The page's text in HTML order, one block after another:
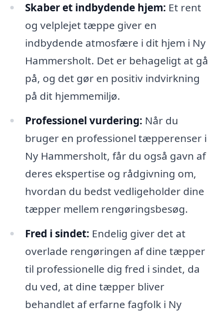
Skaber et indbydende hjem: Et rent
og velplejet tæppe giver en
indbydende atmosfære i dit hjem i Ny
Hammersholt. Det er behageligt at gå
på, og det gør en positiv indvirkning
på dit hjemmemiljø.
Professionel vurdering: Når du
bruger en professionel tæpperenser i
Ny Hammersholt, får du også gavn af
deres ekspertise og rådgivning om,
hvordan du bedst vedligeholder dine
tæpper mellem rengøringsbesøg.
Fred i sindet: Endelig giver det at
overlade rengøringen af dine tæpper
til professionelle dig fred i sindet, da
du ved, at dine tæpper bliver
behandlet af erfarne fagfolk i Ny